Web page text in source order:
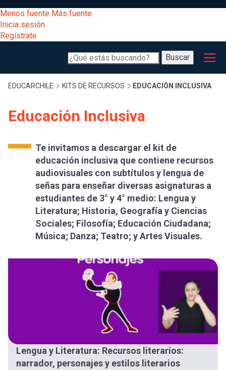
al
contenido
principal
[Educarchile
Escritorio]
Menú
entrar
cuenta
Menos fuente Más fuente
Inicia sesión
Regístrate
Buscar
Buscar
Menú
principal
Desarrollo
Expand
Gestión
Expand
Expand
Exploración
[Educarchile
Mobile]
Regístrate
Sobrescribir
enlaces
de
ayuda
navegación
EDUCARCHILE KITS DE RECURSOS EDUCACIÓN INCLUSIVA
Educación Inclusiva
Te invitamos a descargar el kit de
educación inclusiva que contiene recursos
audiovisuales con subtítulos y lengua de
señas para enseñar diversas asignaturas a
estudiantes de 3° y 4° medio: Lengua y
Literatura; Historia, Geografía y Ciencias
Sociales; Filosofía; Educación Ciudadana;
Música; Danza; Teatro; y Artes Visuales.
Lengua y Literatura: Recursos literarios:
narrador, personajes y estilos literarios
registrarte.
Inicia sesión.